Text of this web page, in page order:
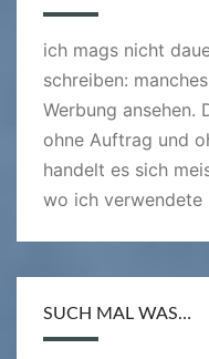
ich mags nicht
schreiben:
Werbung ansehen.
ohne Auftrag und
handelt es sich
wo ich verwendete
SUCH MAL WAS…